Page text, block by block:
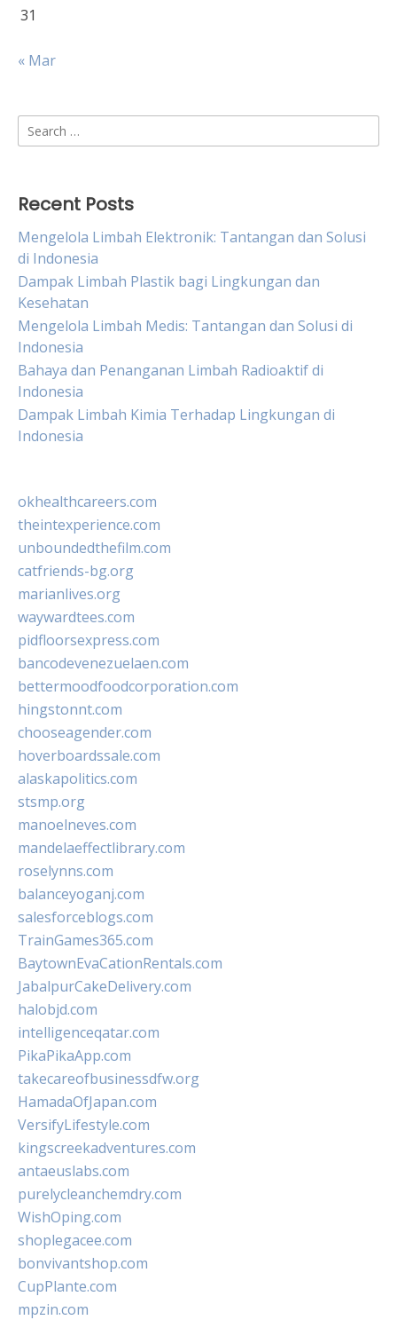
31
« Mar
Search
for:
Recent Posts
Mengelola Limbah Elektronik: Tantangan dan Solusi
di Indonesia
Dampak Limbah Plastik bagi Lingkungan dan
Kesehatan
Mengelola Limbah Medis: Tantangan dan Solusi di
Indonesia
Bahaya dan Penanganan Limbah Radioaktif di
Indonesia
Dampak Limbah Kimia Terhadap Lingkungan di
Indonesia
okhealthcareers.com
theintexperience.com
unboundedthefilm.com
catfriends-bg.org
marianlives.org
waywardtees.com
pidfloorsexpress.com
bancodevenezuelaen.com
bettermoodfoodcorporation.com
hingstonnt.com
chooseagender.com
hoverboardssale.com
alaskapolitics.com
stsmp.org
manoelneves.com
mandelaeffectlibrary.com
roselynns.com
balanceyoganj.com
salesforceblogs.com
TrainGames365.com
BaytownEvaCationRentals.com
JabalpurCakeDelivery.com
halobjd.com
intelligenceqatar.com
PikaPikaApp.com
takecareofbusinessdfw.org
HamadaOfJapan.com
VersifyLifestyle.com
kingscreekadventures.com
antaeuslabs.com
purelycleanchemdry.com
WishOping.com
shoplegacee.com
bonvivantshop.com
CupPlante.com
mpzin.com